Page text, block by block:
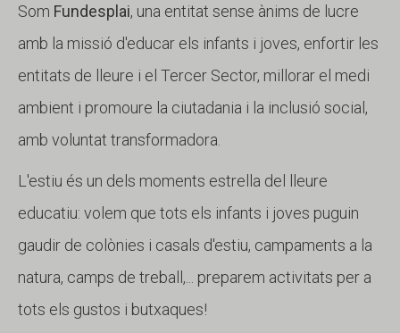
Som Fundesplai, una entitat sense ànims de lucre
amb la missió d'educar els infants i joves, enfortir les
entitats de lleure i el Tercer Sector, millorar el medi
ambient i promoure la ciutadania i la inclusió social,
amb voluntat transformadora.
L'estiu és un dels moments estrella del lleure
educatiu: volem que tots els infants i joves puguin
gaudir de colònies i casals d'estiu, campaments a la
natura, camps de treball,... preparem activitats per a
tots els gustos i butxaques!